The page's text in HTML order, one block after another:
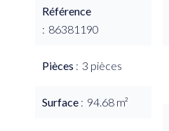
Référence
86381190
Pièces 3 pièces
Surface 94.68 m²